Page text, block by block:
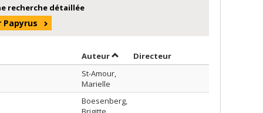
recherche détaillée
AuteurTrier par auteur en ordre croissant
Directeur
St-Amour,
Marielle
Boesenberg,